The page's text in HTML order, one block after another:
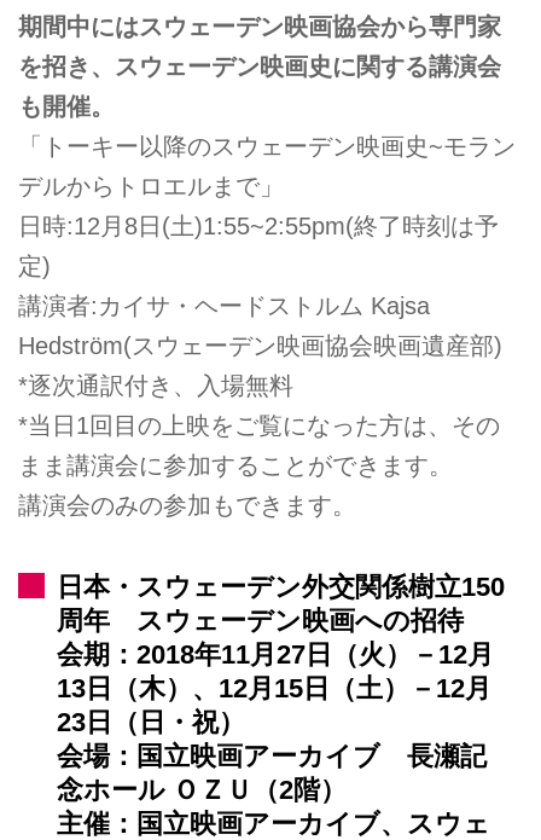
期間中にはスウェーデン映画協会から専門家
を招き、スウェーデン映画史に関する講演会
も開催。
「トーキー以降のスウェーデン映画史~モラン
デルからトロエルまで」
日時:12月8日(土)1:55~2:55pm(終了時刻は予
定)
講演者:カイサ・ヘードストルム Kajsa
Hedström(スウェーデン映画協会映画遺産部)
*逐次通訳付き、入場無料
*当日1回目の上映をご覧になった方は、その
まま講演会に参加することができます。
講演会のみの参加もできます。
日本・スウェーデン外交関係樹立150
周年 スウェーデン映画への招待
会期：2018年11月27日（火）－12月
13日（木）、12月15日（土）－12月
23日（日・祝）
会場：国立映画アーカイブ 長瀬記
念ホール ＯＺＵ（2階）
主催：国立映画アーカイブ、スウェ